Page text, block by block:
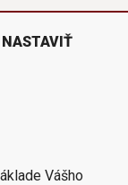
NASTAVIŤ
Vášho